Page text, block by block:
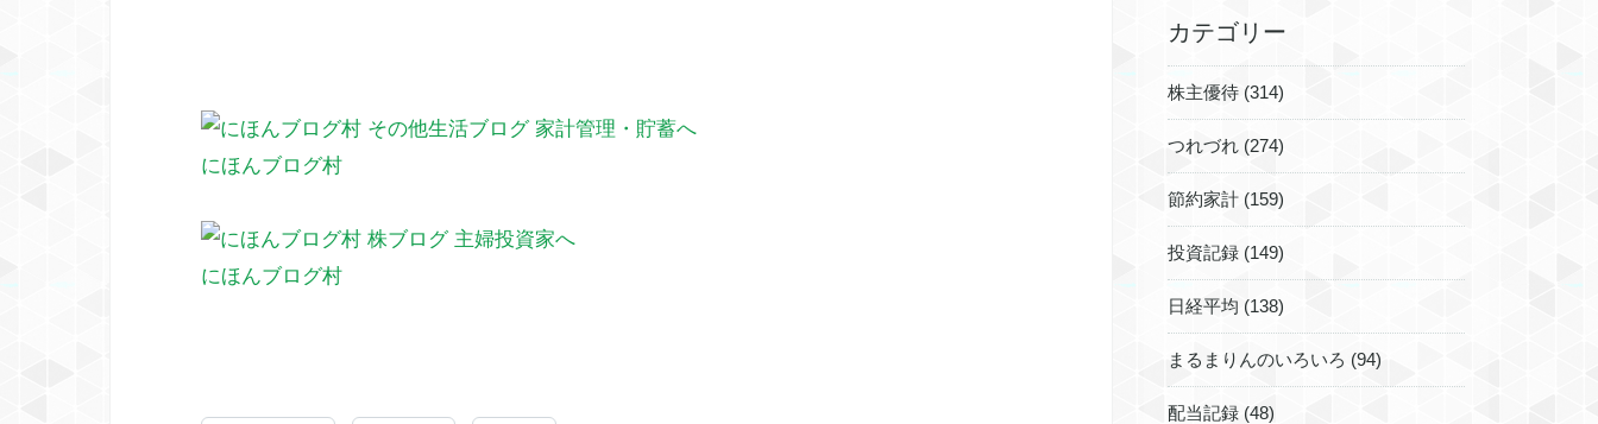
にほんブログ村
にほんブログ村
カテゴリー
株主優待 (314)
つれづれ (274)
節約家計 (159)
投資記録 (149)
日経平均 (138)
まるまりんのいろいろ (94)
配当記録 (48)